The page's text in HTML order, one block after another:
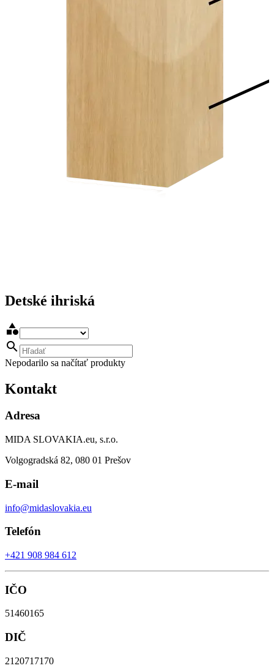
Detské ihriská


Nepodarilo sa načítať produkty
Kontakt
Adresa
MIDA SLOVAKIA.eu, s.r.o.
Volgogradská 82, 080 01 Prešov
E-mail
info@midaslovakia.eu
Telefón
+421 908 984 612
IČO
51460165
DIČ
2120717170